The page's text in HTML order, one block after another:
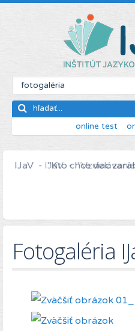
online test
IJaV - "Kto chce viac
Fotogaléria